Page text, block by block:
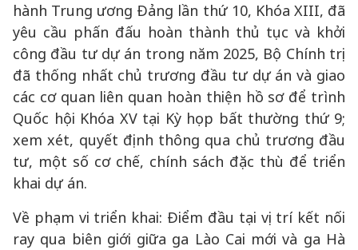
hành Trung ương Đảng lần thứ 10, Khóa XIII, đã
yêu cầu phấn đấu hoàn thành thủ tục và khởi
công đầu tư dự án trong năm 2025, Bộ Chính trị
đã thống nhất chủ trương đầu tư dự án và giao
các cơ quan liên quan hoàn thiện hồ sơ để trình
Quốc hội Khóa XV tại Kỳ họp bất thường thứ 9;
xem xét, quyết định thông qua chủ trương đầu
tư, một số cơ chế, chính sách đặc thù để triển
khai dự án.
Về phạm vi triển khai: Điểm đầu tại vị trí kết nối
ray qua biên giới giữa ga Lào Cai mới và ga Hà